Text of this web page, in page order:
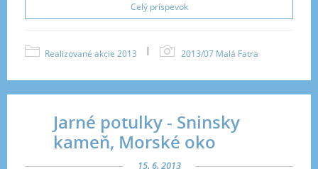
Celý príspevok
Realizované akcie 2013 | 2013/07 Malá Fatra
Jarné potulky - Sninsky
kameň, Morské oko
15. 6. 2013